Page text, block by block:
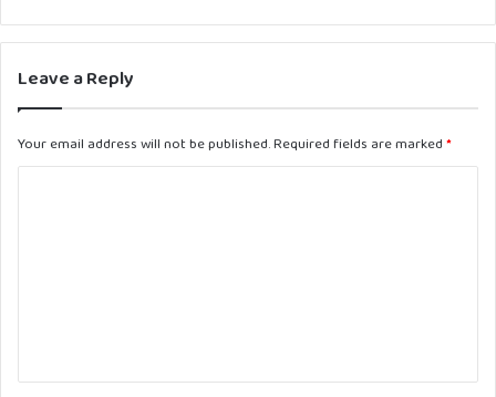
Leave a Reply
Your email address will not be published.Required fields are marked *
t